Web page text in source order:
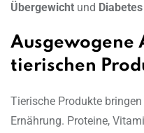
Übergewicht und
Ausgewogene
tierischen
Tierische Produkte
Ernährung. Proteine,